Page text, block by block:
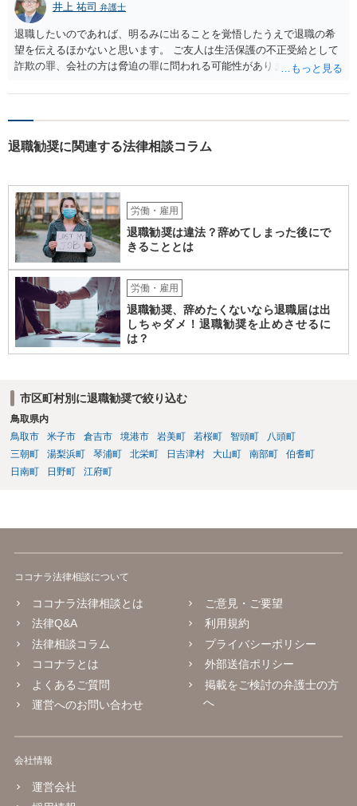
井上 祐司 弁護士
退職したいのであれば、明るみに出ることを覚悟したうえで退職の希
望を伝えるほかないと思います。 ご友人は生活保護の不正受給として
詐欺の罪、会社の方は脅迫の罪に問われる可能性がありますが、感覚
うかはケースバイケースです。
退職勧奨に関連する法律相談コラム
労働・雇用
退職勧奨は違法？辞めてしまった後にで
きることとは
労働・雇用
退職勧奨、辞めたくないなら退職届は出
しちゃダメ！退職勧奨を止めさせるに
は？
市区町村別に退職勧奨で絞り込む
鳥取県内
鳥取市
米子市 倉吉市 境港市 岩美町 若桜町 智頭町
八頭町
三朝町
湯梨浜町 琴浦町 北栄町 日吉津村 大山町 南部町
伯耆町
日南町
日野町 江府町
ココナラ法律相談について
ココナラ法律相談とは
法律Q&A
法律相談コラム
ココナラとは
よくあるご質問
運営へのお問い合わせ
ご意見・ご要望
利用規約
プライバシーポリシー
外部送信ポリシー
掲載をご検討の弁護士の方
へ
会社情報
運営会社